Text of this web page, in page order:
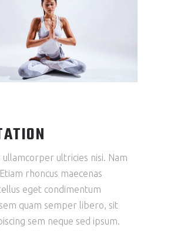
ullamcorper ultricies nisi. Nam
rhoncus maecenas
eget condimentum
quam semper libero, sit
sem neque sed ipsum.